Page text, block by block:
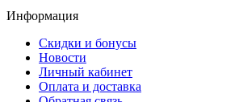
Информация
Скидки и бонусы
Новости
Личный кабинет
Оплата и доставка